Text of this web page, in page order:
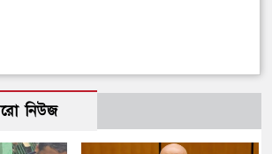
নিউজ